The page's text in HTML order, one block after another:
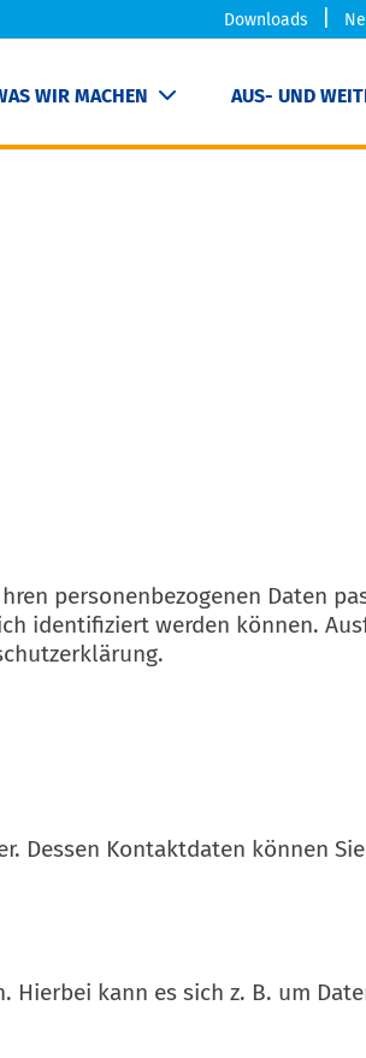
Downloads
WIR MACHEN AUS- UND
personenbezogenen Daten
identifiziert werden können.
Dessen Kontaktdaten können
kann es sich z. B. um